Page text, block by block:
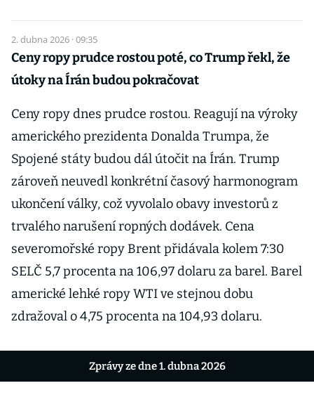
2. dubna 2026 · 09:35
Ceny ropy prudce rostou poté, co Trump řekl, že
útoky na Írán budou pokračovat
Ceny ropy dnes prudce rostou. Reagují na výroky
amerického prezidenta Donalda Trumpa, že
Spojené státy budou dál útočit na Írán. Trump
zároveň neuvedl konkrétní časový harmonogram
ukončení války, což vyvolalo obavy investorů z
trvalého narušení ropných dodávek. Cena
severomořské ropy Brent přidávala kolem 7:30
SELČ 5,7 procenta na 106,97 dolaru za barel. Barel
americké lehké ropy WTI ve stejnou dobu
zdražoval o 4,75 procenta na 104,93 dolaru.
Zprávy ze dne 1. dubna 2026